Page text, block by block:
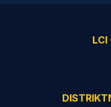
LCI